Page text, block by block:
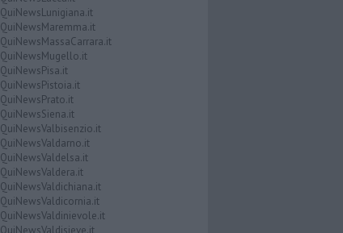
QuiNewsLunigiana.it
QuiNewsMaremma.it
QuiNewsMassaCarrara.it
QuiNewsMugello.it
QuiNewsPisa.it
QuiNewsPistoia.it
QuiNewsPrato.it
QuiNewsSiena.it
QuiNewsValbisenzio.it
QuiNewsValdarno.it
QuiNewsValdelsa.it
QuiNewsValdera.it
QuiNewsValdichiana.it
QuiNewsValdicornia.it
QuiNewsValdinievole.it